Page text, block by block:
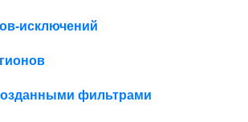
исключений
фильтрами